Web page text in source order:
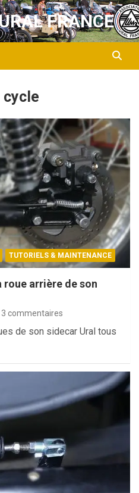
FRANCE
cycle
TUTORIELS & MAINTENANCE
arrière de son
3 commentaires
de son sidecar Ural tous